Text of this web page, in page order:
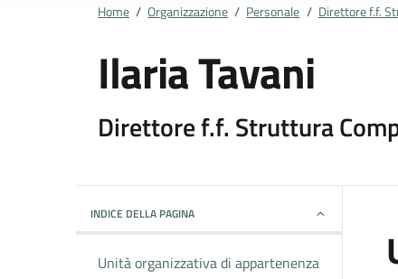
Home / Organizzazione / Personale / Direttore f.f.
Ilaria Tavani
Direttore f.f. Struttura
Dettagli della
INDICE DELLA PAGINA
Unità organizzativa di appartenenza